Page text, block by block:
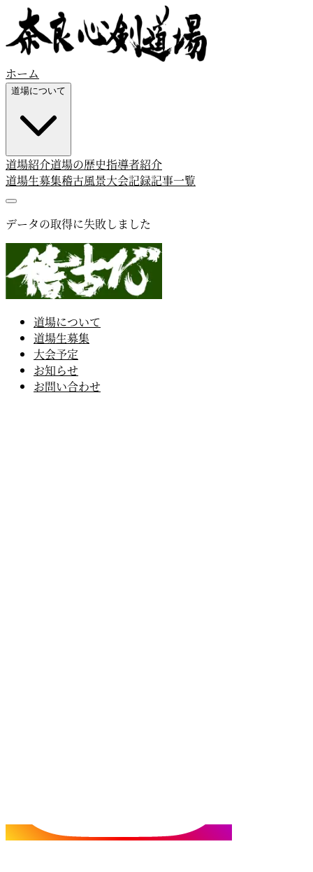
ホーム
道場について
道場紹介道場の歴史指導者紹介
道場生募集稽古風景大会記録記事一覧
データの取得に失敗しました
道場について
道場生募集
大会予定
お知らせ
お問い合わせ